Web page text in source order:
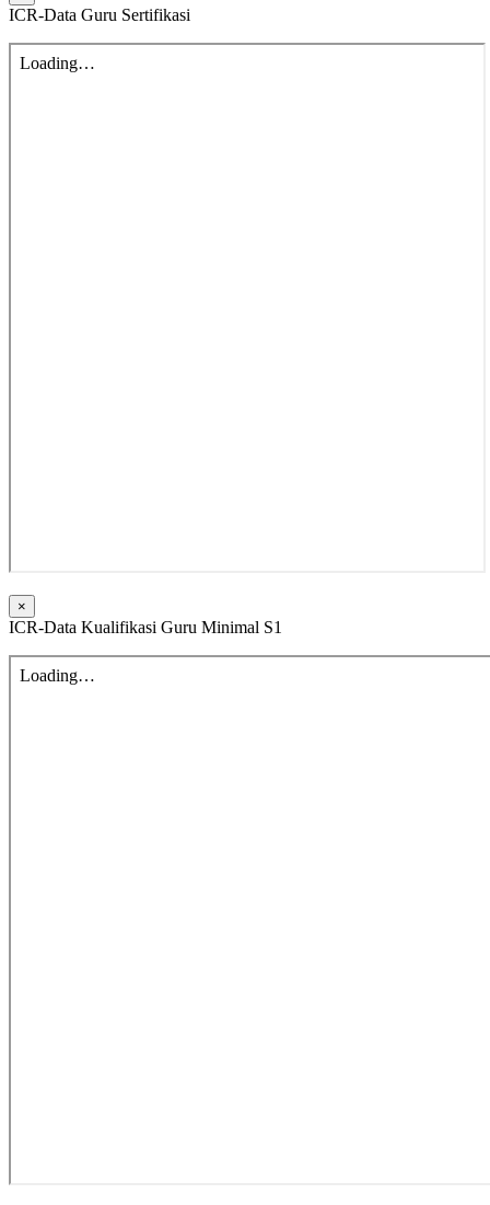
ICR-Data Guru Sertifikasi
×
ICR-Data Kualifikasi Guru Minimal S1